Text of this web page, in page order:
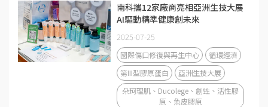
南科攜12家廠商亮相亞洲生技大展
AI驅動精準健康創未來
2025-07-25
國際傷口修復與再生中心
循環經濟
第III型膠原蛋白
亞洲生技大展
朵珂理肌、Ducolege、創甡、活性膠
原、魚皮膠原